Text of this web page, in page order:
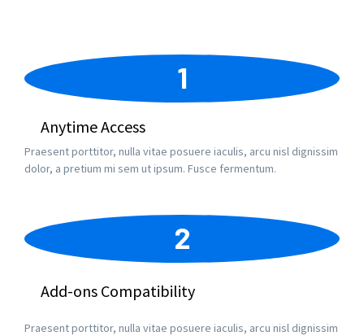
1
Anytime Access
Praesent porttitor, nulla vitae posuere iaculis, arcu nisl dignissim
dolor, a pretium mi sem ut ipsum. Fusce fermentum.
2
Add-ons Compatibility
Praesent porttitor, nulla vitae posuere iaculis, arcu nisl dignissim